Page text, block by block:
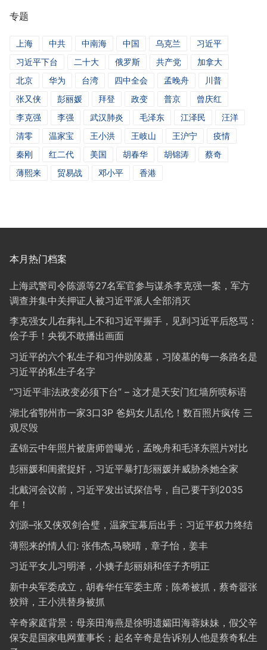
闻
专题
上海 中共 中南海 中国 乌克兰
习近平
习近平下台
二十大 俄罗斯 共产党
加拿大
北京
华为 台湾 四中全会 孟晚舟
川普
张又侠
彭丽媛 拜登 政变 普京
曾庆红
李克强
李强 武汉肺炎 毛泽东 江泽民
汪洋
清零
温家宝 王小洪 王岐山 王沪宁
疫情
秦刚
红二代 美国 胡春华 胡锦涛
蔡奇
薄熙来
贸易战 邓小平 香港
本月热门档案
上海武警司令陈源等27名军官参与谋杀李克强一案，军方
调查并集中关押证人被习近平派人全部消灭
李克强女儿在葬礼上不和习近平握手，见到习近平后怒骂：
侩子手！央视不敢播出画面
习近平的六个私生子和习仲勋陵墓，习陵墓的每一条路名是
习近平的私生子名字
“习近平非法政变必须下台” – 这才是天安门红墙所喷标语
湖北省鄂州市一家3口3P 爸妈女儿乱伦！数百照片疯传 三
观尽毁
孟锦云中年照片被唐师曾曝光，孟晚舟和毛泽东照片对比
彭丽媛和闺蜜捉奸，习近平暴打彭丽媛并威胁杀她全家
北戴河会议前，习近平发出试探信号，自己要干到2035
年！
刘源–张又侠双剑合璧，温家宝幕后出手：习近平权力终结
薄熙来的情人们: 张伟杰,马晓晴，章子怡，姜丰
习近平女儿习明泽，小姨子彭丽娟和侄子齐明正
新中央军委成立，胡春华任军委主席；陈希被抓，蔡奇嚣张
狡辩，王小洪替身被抓
辛奇家庭背景：母亲田海燕是徐明遗孀田海蓉妹妹，假父辛
保安是国家电网董事长；起名辛奇是告诉别人他是蔡奇私生